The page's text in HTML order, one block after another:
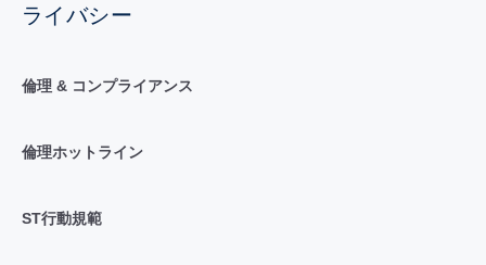
ライバシー
倫理 & コンプライアンス
倫理ホットライン
ST行動規範